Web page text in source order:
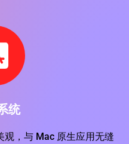
统
观，与 Mac 原生应用无缝